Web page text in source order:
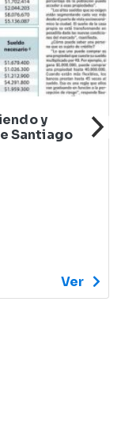
y
Santiago
Ver